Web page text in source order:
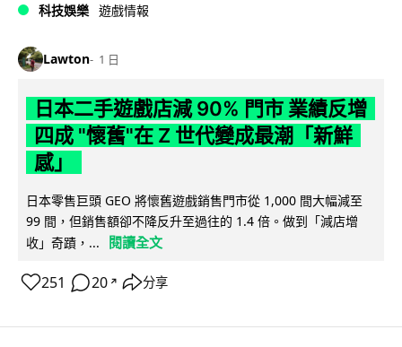
科技娛樂 遊戲情報
Lawton 1 日
日本二手遊戲店減 90% 門市 業績反增
四成 "懷舊"在 Z 世代變成最潮「新鮮
感」
日本零售巨頭 GEO 將懷舊遊戲銷售門市從 1,000 間大幅減至
99 間，但銷售額卻不降反升至過往的 1.4 倍。做到「減店增
收」奇蹟，...
閱讀全文
251 20 ↗ 分享